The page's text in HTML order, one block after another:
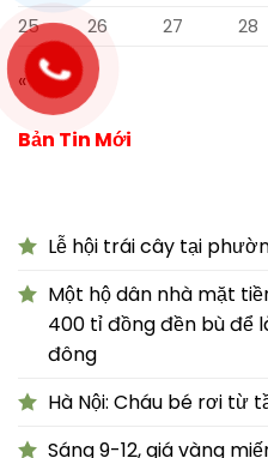
25
26 27 28
« Th7
Bản Tin Mới
Lễ hội trái cây tại
Một hộ dân nhà mặt
400 tỉ đồng đền bù để
đông
Hà Nội: Cháu bé rơi từ
Sáng 9-12, giá vàng